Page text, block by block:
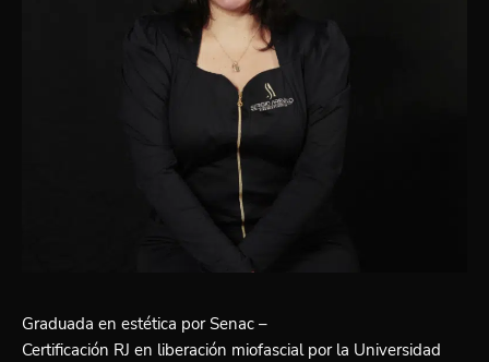
Graduada en estética por Senac –
Certificación RJ en liberación miofascial por la Universidad